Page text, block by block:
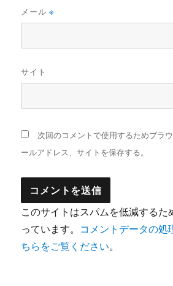
メール※
サイト
次回のコメントで使用するためブラ
ールアドレス、サイトを保存する。
このサイトはスパムを低減する
っています。 コメントデータの処
ちらをご覧ください。